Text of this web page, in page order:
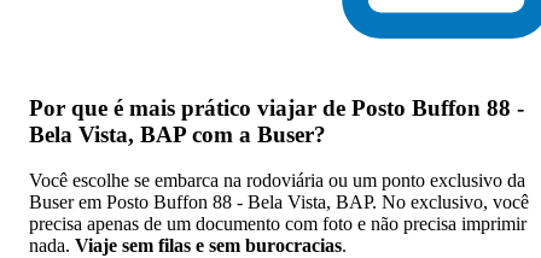
Por que é mais prático viajar de Posto Buffon 88 -
Bela Vista, BAP com a Buser?
Você escolhe se embarca na rodoviária ou um ponto exclusivo da
Buser em Posto Buffon 88 - Bela Vista, BAP. No exclusivo, você
precisa apenas de um documento com foto e não precisa imprimir
nada. Viaje sem filas e sem burocracias.